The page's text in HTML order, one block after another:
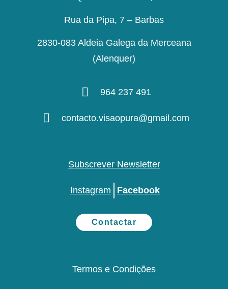
Rua da Pipa, 7 – Barbas
2830-083 Aldeia Galega da Merceana
(Alenquer)
964 237 491
contacto.visaopura@gmail.com
Subscrever Newsletter
Instagram Facebook
Contactar
Termos e Condições